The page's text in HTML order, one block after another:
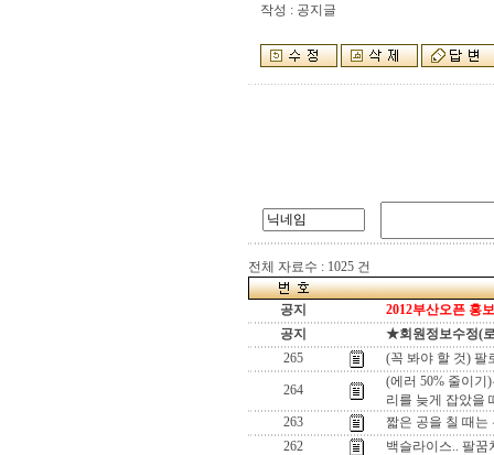
작성 : 공지글
전체 자료수 : 1025 건
공지
2012부산오픈 홍
공지
★회원정보수정(
265
(꼭 봐야 할 것) 팔
264
(에러 50% 줄이기
리를 늦게 잡았을
263
짧은 공을 칠 때는
262
백슬라이스.. 팔꿈